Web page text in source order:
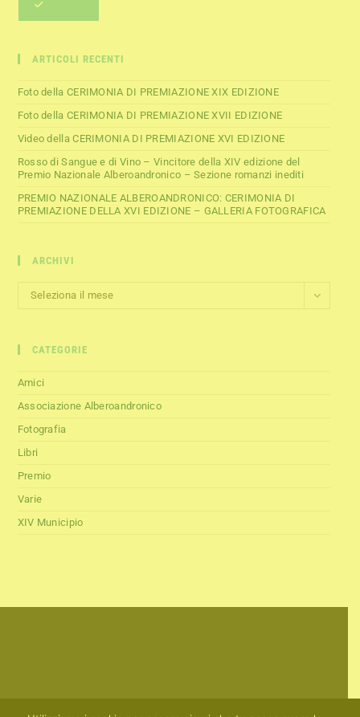
ARTICOLI RECENTI
Foto della CERIMONIA DI PREMIAZIONE XIX EDIZIONE
Foto della CERIMONIA DI PREMIAZIONE XVII EDIZIONE
Video della CERIMONIA DI PREMIAZIONE XVI EDIZIONE
Rosso di Sangue e di Vino – Vincitore della XIV edizione del
Premio Nazionale Alberoandronico – Sezione romanzi inediti
PREMIO NAZIONALE ALBEROANDRONICO: CERIMONIA DI
PREMIAZIONE DELLA XVI EDIZIONE – GALLERIA FOTOGRAFICA
ARCHIVI
Seleziona il mese
CATEGORIE
Amici
Associazione Alberoandronico
Fotografia
Libri
Premio
Varie
XIV Municipio